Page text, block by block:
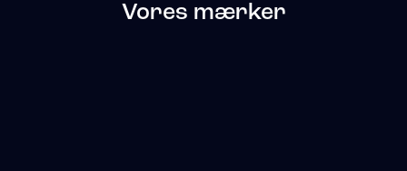
Vores mærker